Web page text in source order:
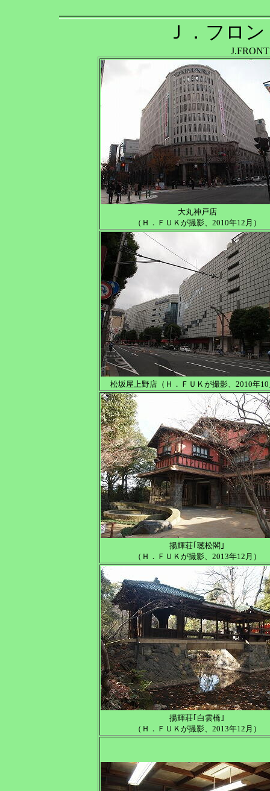
Ｊ．フロ
大丸神戸店
（Ｈ．ＦＵＫが撮影、2010年12月）
松坂屋上野店（Ｈ．ＦＵＫが撮影、2010年
揚輝荘｢聴松閣｣
（Ｈ．ＦＵＫが撮影、2013年12月）
揚輝荘｢白雲橋｣
（Ｈ．ＦＵＫが撮影、2013年12月）